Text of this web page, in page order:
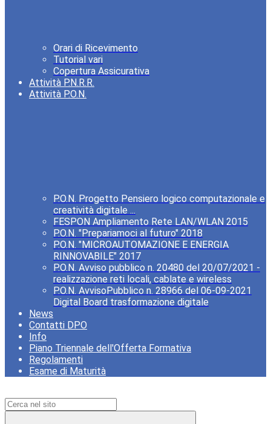
Orari di Ricevimento
Tutorial vari
Copertura Assicurativa
Attività P.N.R.R.
Attività P.O.N.
P.O.N. Progetto Pensiero logico computazionale e
creatività digitale ...
FESPON Ampliamento Rete LAN/WLAN 2015
P.O.N. "Prepariamoci al futuro" 2018
P.O.N. "MICROAUTOMAZIONE E ENERGIA
RINNOVABILE" 2017
P.O.N. Avviso pubblico n. 20480 del 20/07/2021 -
realizzazione reti locali, cablate e wireless
P.O.N. AvvisoPubblico n. 28966 del 06-09-2021
Digital Board trasformazione digitale
News
Contatti DPO
Info
Piano Triennale dell'Offerta Formativa
Regolamenti
Esame di Maturità